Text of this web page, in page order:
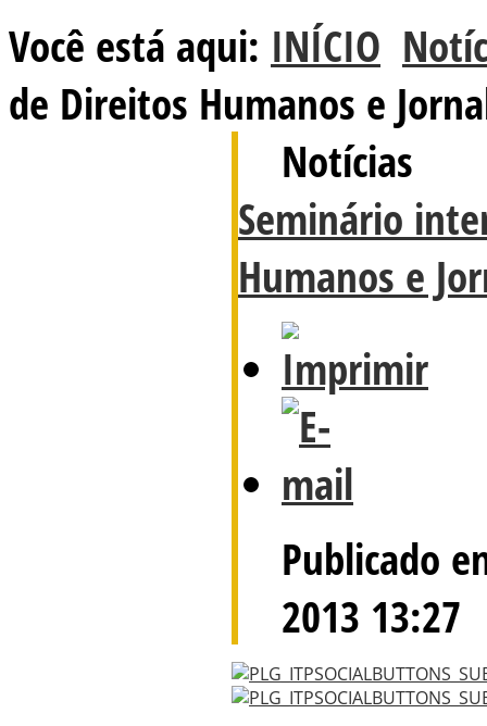
Você está aqui: INÍCIO
de Direitos Humanos e
Notícias
Seminário
Humanos e
Publicado
2013 13:27